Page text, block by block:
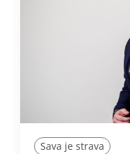
Sava je strava